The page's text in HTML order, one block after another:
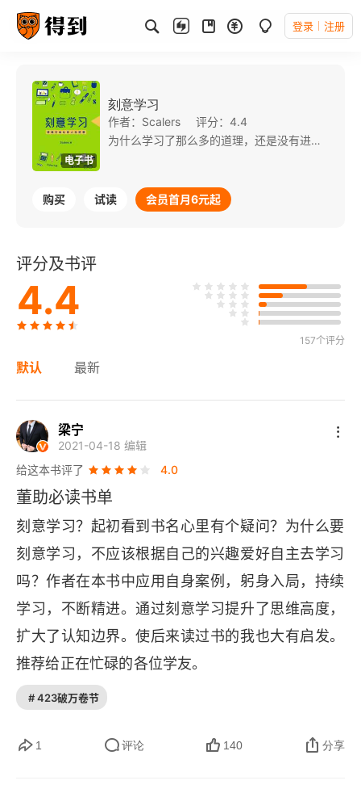
登录 注册
电子书
刻意学习
作者：Scalers
评分：4.4
为什么学习了那么多的道理，还是没有进步？ 为什么行动了那么长时间，还是没有质的飞越？ 为什么努力了那么久，依然没有看到成长的收获？ 这本书教你借用数理学科的概念工具去思考和破解个人成长的问题，通过持续行动，依靠行动和学习双系统，实现认知升级，让你实现人生逆袭。 持续行动，是改变现在的生活状态稳妥且有效的方式。在持续行动中，学习和行动是成长双翼，缺一不可。另外，成长是一个厚积薄发的过程，并不是只靠碎片化时间就可以达到的，书中分享了持续行动的科学性和重复性，让你持续精进。
购买 试读 会员首月6元起
评分及书评
4.4
157个评分
默认 最新
梁宁
2021-04-18 编辑
给这本书评了
4.0
董助必读书单
刻意学习？起初看到书名心里有个疑问？为什么要
刻意学习，不应该根据自己的兴趣爱好自主去学习
吗？作者在本书中应用自身案例，躬身入局，持续
学习，不断精进。通过刻意学习提升了思维高度，
扩大了认知边界。使后来读过书的我也大有启发。
推荐给正在忙碌的各位学友。
# 423破万卷节
1 评论 140 分享